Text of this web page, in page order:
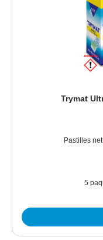
Trymat
Pastilles
5